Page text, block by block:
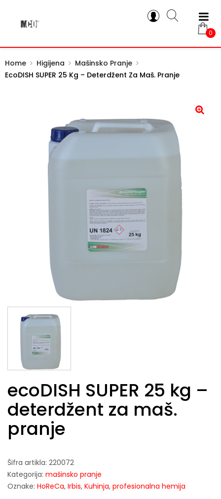
0
Home Higijena
Mašinsko Pranje
EcoDISH SUPER 25 Kg – Deterdžent Za Maš. Pranje
ecoDISH SUPER 25 kg –
deterdžent za maš.
pranje
Šifra artikla: 220072
Kategorija: mašinsko pranje
Oznake: HoReCa, Irbis, Kuhinja, profesionalna hemija